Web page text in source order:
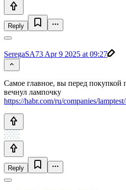
Reply
SeregaSA73 Apr 9 2025 at 09:27
Самое главное, вы перед покупкой
вечнул лампочку
https://habr.com/ru/companies/
Reply